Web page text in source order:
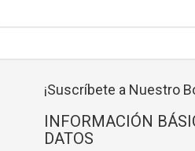
¡Suscríbete a Nuestro
INFORMACIÓN
DATOS